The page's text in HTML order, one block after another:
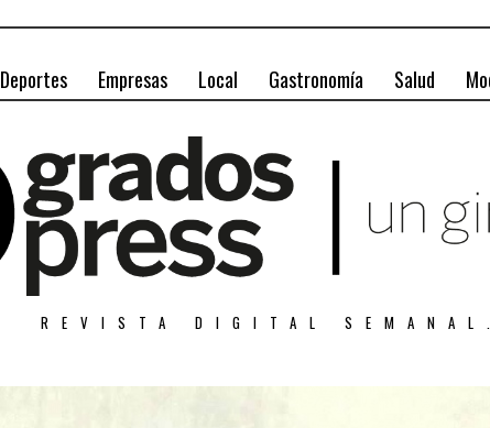
Deportes Empresas Local Gastronomía Salud
REVISTA DIGITAL